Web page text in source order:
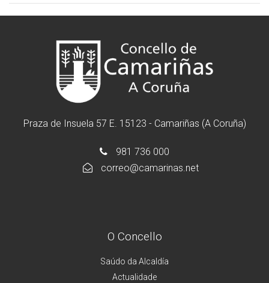
Praza de Insuela 57 E. 15123 - Camariñas (A Coruña)
981 736 000
correo@camarinas.net
O Concello
Saúdo da Alcaldía
Actualidade